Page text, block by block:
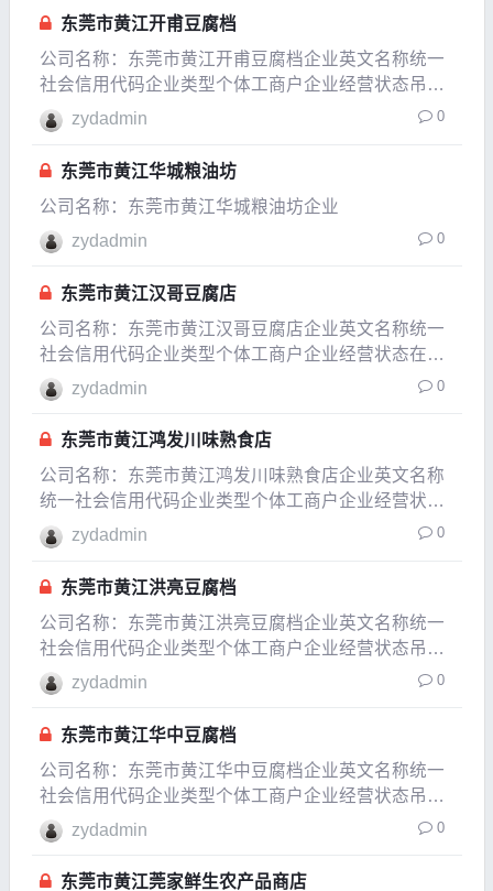
东莞市黄江开甫豆腐档
公司名称：东莞市黄江开甫豆腐档企业英文名称统一
社会信用代码企业类型个体工商户企业经营状态吊
销，未注销企业成立日期2006-09-07成立日期2012-
08-24法定代表人韩开甫注册资本0.2万人民币实缴资
本参保人数公司规模经营范围零售：豆腐
zydadmin 0
东莞市黄江华城粮油坊
公司名称：东莞市黄江华城粮油坊企业
zydadmin
0
东莞市黄江汉哥豆腐店
公司名称：东莞市黄江汉哥豆腐店企业英文名称统一
社会信用代码企业类型个体工商户企业经营状态在业
企业成立日期2016-05-31成立日期2016-05-31法定代
表人叶汉章注册资本1万人民币实缴资本参保人数公
司规模经营范围食品生产。注册地址东莞
zydadmin 0
东莞市黄江鸿发川味熟食店
公司名称：东莞市黄江鸿发川味熟食店企业英文名称
统一社会信用代码企业类型个体工商户企业经营状态
吊销，未注销企业成立日期2008-01-03成立日期
2012-08-24法定代表人陈洪发注册资本0.3万人民币实
缴资本参保人数公司规模经营范围零售：
zydadmin 0
东莞市黄江洪亮豆腐档
公司名称：东莞市黄江洪亮豆腐档企业英文名称统一
社会信用代码企业类型个体工商户企业经营状态吊
销，未注销企业成立日期2005-10-18成立日期2008-
12-15法定代表人邬洪亮注册资本0.2万人民币实缴资
本参保人数公司规模经营范围零售：豆腐
zydadmin 0
东莞市黄江华中豆腐档
公司名称：东莞市黄江华中豆腐档企业英文名称统一
社会信用代码企业类型个体工商户企业经营状态吊
销，未注销企业成立日期2006-09-10成立日期2009-
06-26法定代表人陶华中注册资本0.2万人民币实缴资
本参保人数公司规模经营范围
zydadmin 0
东莞市黄江莞家鲜生农产品商店